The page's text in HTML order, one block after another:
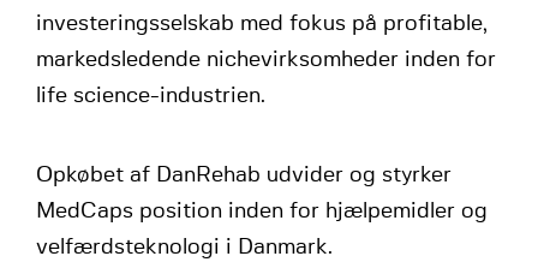
investeringsselskab med fokus på profitable,
markedsledende nichevirksomheder inden for
life science-industrien.
Opkøbet af DanRehab udvider og styrker
MedCaps position inden for hjælpemidler og
velfærdsteknologi i Danmark.